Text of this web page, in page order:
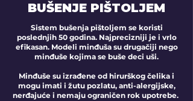
BUŠENJE PIŠTOLJEM
Sistem bušenja pištoljem se koristi
poslednjih 50 godina. Najprecizniji je i vrlo
efikasan. Modeli minđuša su drugačiji nego
minđuše kojima se buše deci uši.
Minđuše su izrađene od hirurškog čelika i
mogu imati i žutu pozlatu, anti-alergijske,
nerđajuće i nemaju ograničen rok upotrebe.